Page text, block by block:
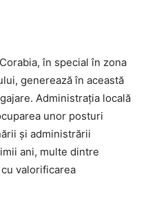
în special în zona
generează în această
Administrația locală
unor posturi
și administrării
ani, multe dintre
valorificarea